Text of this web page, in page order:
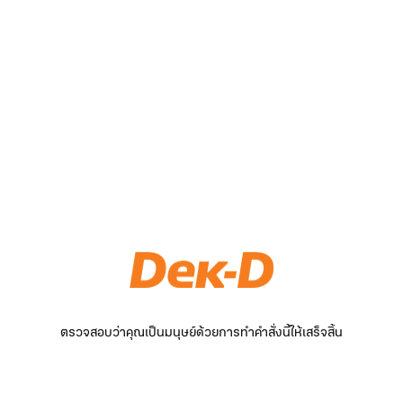
ตรวจสอบว่าคุณเป็นมนุษย์ด้วยการทำคำสั่งนี้ให้เสร็จสิ้น